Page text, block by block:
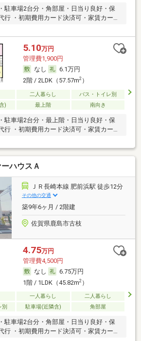
駐車場2台分・角部屋・日当り良好・保
行 ・初期費用カード決済可・家賃カード
5.10万円
管理費1,900円
なし
6.1万円
2階 / 2LDK（57.57m2）
二人暮らし
バス・トイレ別
)
最上階 南向き
駐車場2台分・最上階・日当り良好・保
行 ・初期費用カード決済可・家賃カード
ハウスＡ
ＪＲ長崎本線 肥前浜駅 徒歩12分
その他の交通
築9年6ヶ月 / 2階建
佐賀県鹿島市古枝
4.75万円
管理費4,500円
なし
6.75万円
1階 / 1LDK（45.82m2）
一人暮らし
二人暮らし
別
駐車場(近隣含) 角部屋
駐車場2台分・角部屋・日当り良好・保
行 ・初期費用カード決済可・家賃カード